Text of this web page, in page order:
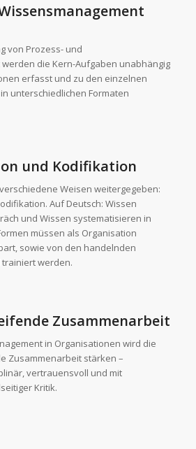
von Prozess- und
die Kern-Aufgaben unabhängig
erfasst und zu den einzelnen
unterschiedlichen Formaten
und Kodifikation
Weisen weitergegeben:
Auf Deutsch: Wissen
und Wissen systematisieren in
müssen als Organisation
sowie von den handelnden
werden.
Zusammenarbeit
in Organisationen wird die
Zusammenarbeit stärken –
vertrauensvoll und mit
Kritik.